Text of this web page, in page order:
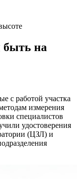
на
работой участка
измерения
специалистов
удостоверения
(ЦЗЛ) и